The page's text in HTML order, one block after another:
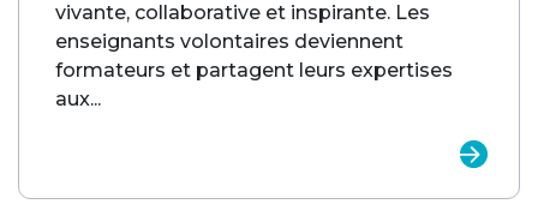
vivante, collaborative et inspirante. Les
enseignants volontaires deviennent
formateurs et partagent leurs expertises
aux...